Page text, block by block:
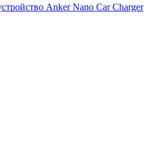
Anker Nano Car Charger